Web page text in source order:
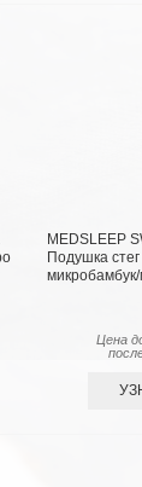
MEDSLEEP
Подушка
Цена